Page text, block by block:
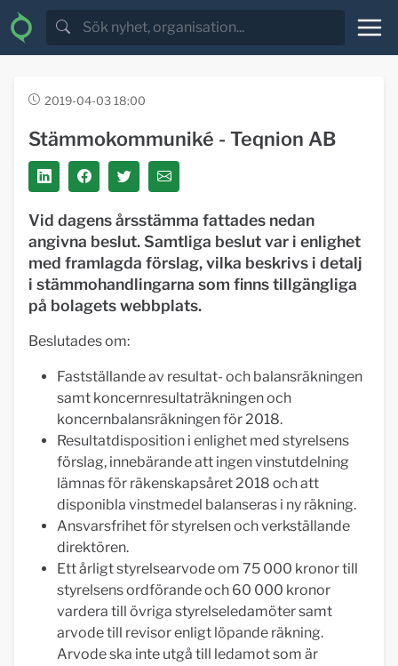
2019-04-03 18:00
Stämmokommuniké - Teqnion AB
Vid dagens årsstämma fattades nedan
angivna beslut. Samtliga beslut var i enlighet
med framlagda förslag, vilka beskrivs i detalj
i stämmohandlingarna som finns tillgängliga
på bolagets webbplats.
Beslutades om:
Fastställande av resultat- och balansräkningen
samt koncernresultaträkningen och
koncernbalansräkningen för 2018.
Resultatdisposition i enlighet med styrelsens
förslag, innebärande att ingen vinstutdelning
lämnas för räkenskapsåret 2018 och att
disponibla vinstmedel balanseras i ny räkning.
Ansvarsfrihet för styrelsen och verkställande
direktören.
Ett årligt styrelsearvode om 75 000 kronor till
styrelsens ordförande och 60 000 kronor
vardera till övriga styrelseledamöter samt
arvode till revisor enligt löpande räkning.
Arvode ska inte utgå till ledamot som är